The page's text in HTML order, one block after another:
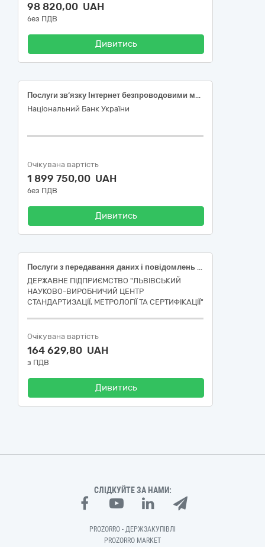
98 820,00 UAH
без ПДВ
Дивитись
Послуги зв’язку Інтернет безпроводовими мережами - 64216000-3
Національний Банк України
Очікувана вартість
1 899 750,00 UAH
без ПДВ
Дивитись
Послуги з передавання даних і повідомлень (електронні комунікаційні послуги), а також послуги, пов’язані технологічно з електронними комунікаційними послугами
ДЕРЖАВНЕ ПІДПРИЄМСТВО "ЛЬВІВСЬКИЙ
НАУКОВО-ВИРОБНИЧИЙ ЦЕНТР
СТАНДАРТИЗАЦІЇ, МЕТРОЛОГІЇ ТА СЕРТИФІКАЦІЇ"
Очікувана вартість
164 629,80 UAH
з ПДВ
Дивитись
СЛІДКУЙТЕ ЗА НАМИ:
PROZORRO - ДЕРЖЗАКУПІВЛІ
PROZORRO MARKET